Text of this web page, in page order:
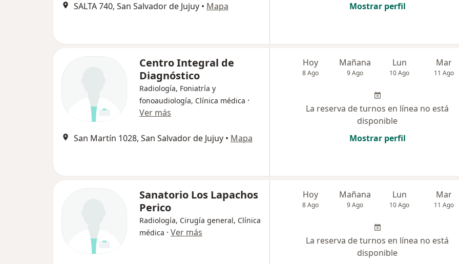
SALTA 740, San Salvador de Jujuy • Mapa
Mostrar perfil
Centro Integral de
Diagnóstico
Radiología, Foniatría y
fonoaudiología, Clínica médica ·
Ver más
San Martín 1028, San Salvador de Jujuy • Mapa
Hoy
8 Ago
Mañana
9 Ago
Lun
10 Ago
Mar
11 Ago
La reserva de turnos en línea no está
disponible
Mostrar perfil
Sanatorio Los Lapachos
Perico
Radiología, Cirugía general, Clínica
médica · Ver más
Hoy
8 Ago
Mañana
9 Ago
Lun
10 Ago
Mar
11 Ago
La reserva de turnos en línea no está
disponible